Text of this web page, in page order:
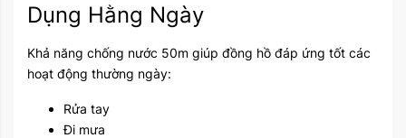
Dụng Hằng Ngày
Khả năng chống nước 50m giúp đồng hồ đáp ứng tốt các
hoạt động thường ngày:
Rửa tay
Đi mưa